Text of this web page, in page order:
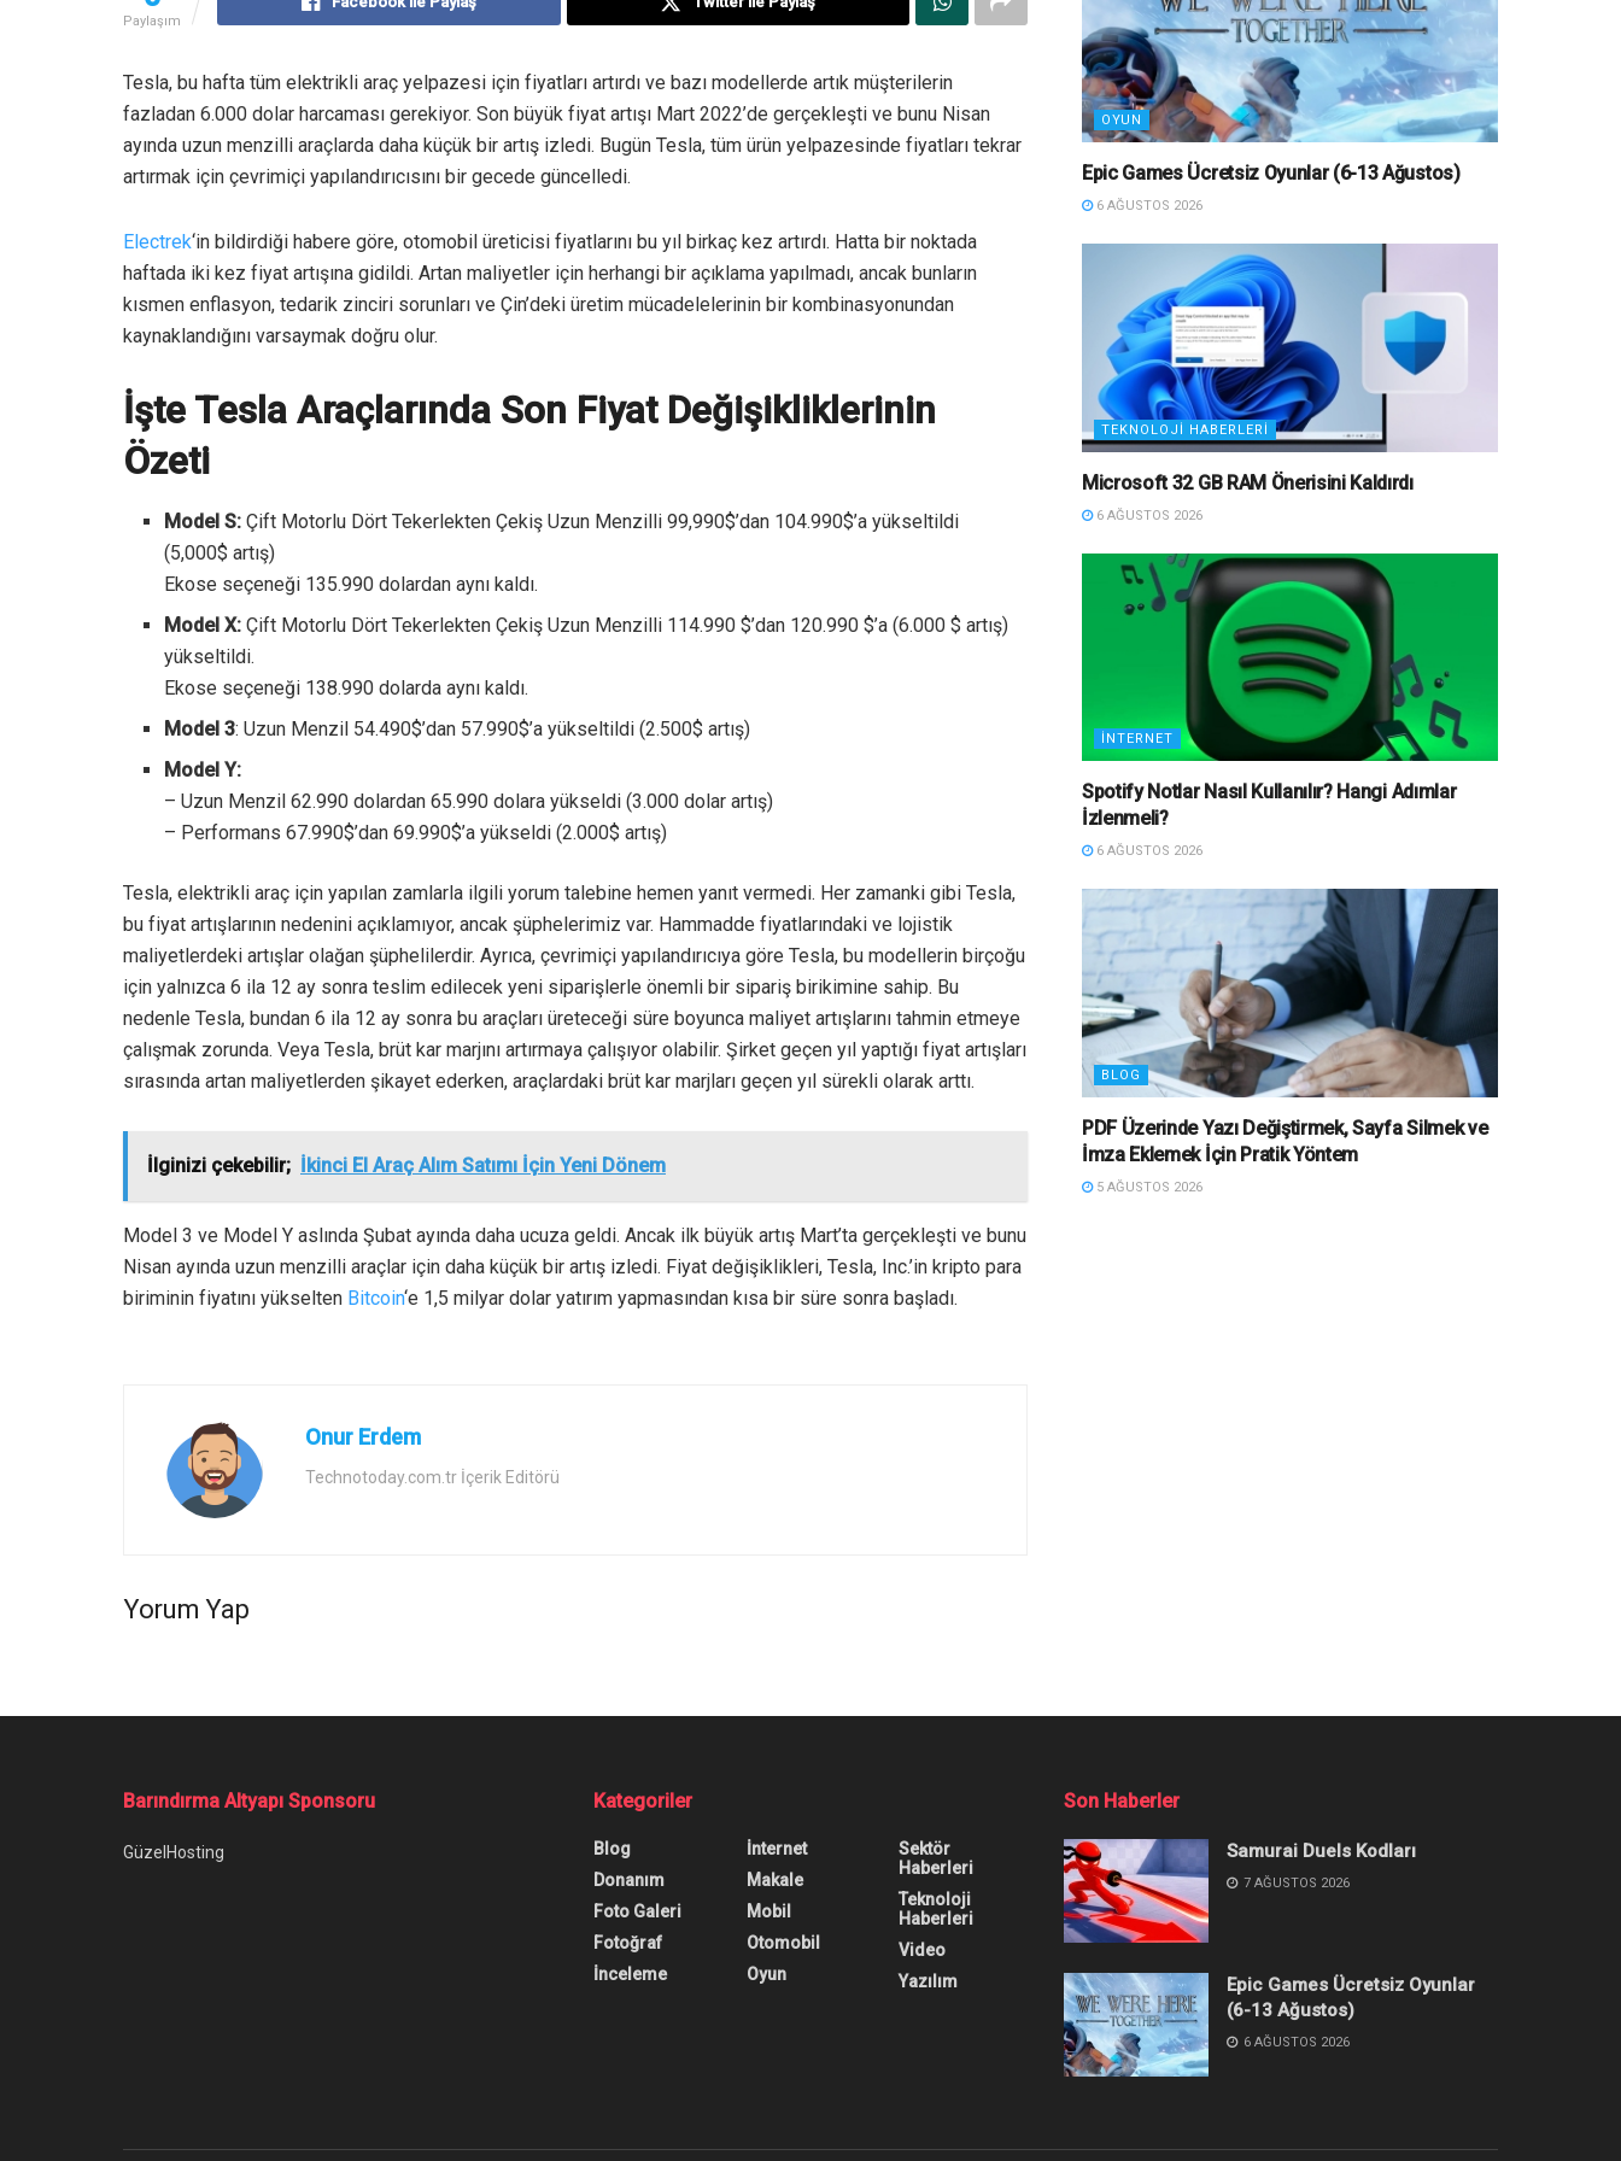
Paylaşım
Tesla, bu hafta tüm elektrikli araç yelpazesi için fiyatları artırdı ve bazı modellerde artık müşterilerin
fazladan 6.000 dolar harcaması gerekiyor. Son büyük fiyat artışı Mart 2022’de gerçekleşti ve bunu Nisan
ayında uzun menzilli araçlarda daha küçük bir artış izledi. Bugün Tesla, tüm ürün yelpazesinde fiyatları tekrar
artırmak için çevrimiçi yapılandırıcısını bir gecede güncelledi.
Electrek‘in bildirdiği habere göre, otomobil üreticisi fiyatlarını bu yıl birkaç kez artırdı. Hatta bir noktada
haftada iki kez fiyat artışına gidildi. Artan maliyetler için herhangi bir açıklama yapılmadı, ancak bunların
kısmen enflasyon, tedarik zinciri sorunları ve Çin’deki üretim mücadelelerinin bir kombinasyonundan
kaynaklandığını varsaymak doğru olur.
İşte Tesla Araçlarında Son Fiyat Değişikliklerinin
Özeti
Model S: Çift Motorlu Dört Tekerlekten Çekiş Uzun Menzilli 99,990$’dan 104.990$’a yükseltildi
(5,000$ artış)
Ekose seçeneği 135.990 dolardan aynı kaldı.
Model X: Çift Motorlu Dört Tekerlekten Çekiş Uzun Menzilli 114.990 $’dan 120.990 $’a (6.000 $ artış)
yükseltildi.
Ekose seçeneği 138.990 dolarda aynı kaldı.
Model 3: Uzun Menzil 54.490$’dan 57.990$’a yükseltildi (2.500$ artış)
Model Y:
– Uzun Menzil 62.990 dolardan 65.990 dolara yükseldi (3.000 dolar artış)
– Performans 67.990$’dan 69.990$’a yükseldi (2.000$ artış)
Tesla, elektrikli araç için yapılan zamlarla ilgili yorum talebine hemen yanıt vermedi. Her zamanki gibi Tesla,
bu fiyat artışlarının nedenini açıklamıyor, ancak şüphelerimiz var. Hammadde fiyatlarındaki ve lojistik
maliyetlerdeki artışlar olağan şüphelilerdir. Ayrıca, çevrimiçi yapılandırıcıya göre Tesla, bu modellerin birçoğu
için yalnızca 6 ila 12 ay sonra teslim edilecek yeni siparişlerle önemli bir sipariş birikimine sahip. Bu
nedenle Tesla, bundan 6 ila 12 ay sonra bu araçları üreteceği süre boyunca maliyet artışlarını tahmin etmeye
çalışmak zorunda. Veya Tesla, brüt kar marjını artırmaya çalışıyor olabilir. Şirket geçen yıl yaptığı fiyat artışları
sırasında artan maliyetlerden şikayet ederken, araçlardaki brüt kar marjları geçen yıl sürekli olarak arttı.
İlginizi çekebilir; İkinci El Araç Alım Satımı İçin Yeni Dönem
Model 3 ve Model Y aslında Şubat ayında daha ucuza geldi. Ancak ilk büyük artış Mart’ta gerçekleşti ve bunu
Nisan ayında uzun menzilli araçlar için daha küçük bir artış izledi. Fiyat değişiklikleri, Tesla, Inc.’in kripto para
biriminin fiyatını yükselten Bitcoin‘e 1,5 milyar dolar yatırım yapmasından kısa bir süre sonra başladı.
Onur Erdem
Technotoday.com.tr İçerik Editörü
Yorum Yap
OYUN
Epic Games Ücretsiz Oyunlar (6-13 Ağustos)
6 AĞUSTOS 2026
TEKNOLOJI HABERLERI
Microsoft 32 GB RAM Önerisini Kaldırdı
6 AĞUSTOS 2026
İNTERNET
Spotify Notlar Nasıl Kullanılır? Hangi Adımlar
İzlenmeli?
6 AĞUSTOS 2026
BLOG
PDF Üzerinde Yazı Değiştirmek, Sayfa Silmek ve
İmza Eklemek İçin Pratik Yöntem
5 AĞUSTOS 2026
Ana Sayfa/1969 Model Ford Mustang Mach 1 Yenilendi
1969 Model Ford Mustang Mach 1 Yenilendi
Bu birinci nesil Ford Mustang Mach 1, 2005 yılında yenilendi ve günümüzün telaşlı yaşam tarzına mükemmel şekilde uyarlanmış bir